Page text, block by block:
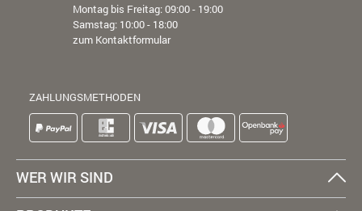
Montag bis Freitag: 09:00 - 19:00
Samstag: 10:00 - 18:00
zum Kontaktformular
ZAHLUNGSMETHODEN
WER WIR SIND